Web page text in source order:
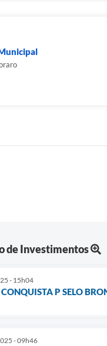
de Investimentos
- 15h04
P SELO
- 09h46